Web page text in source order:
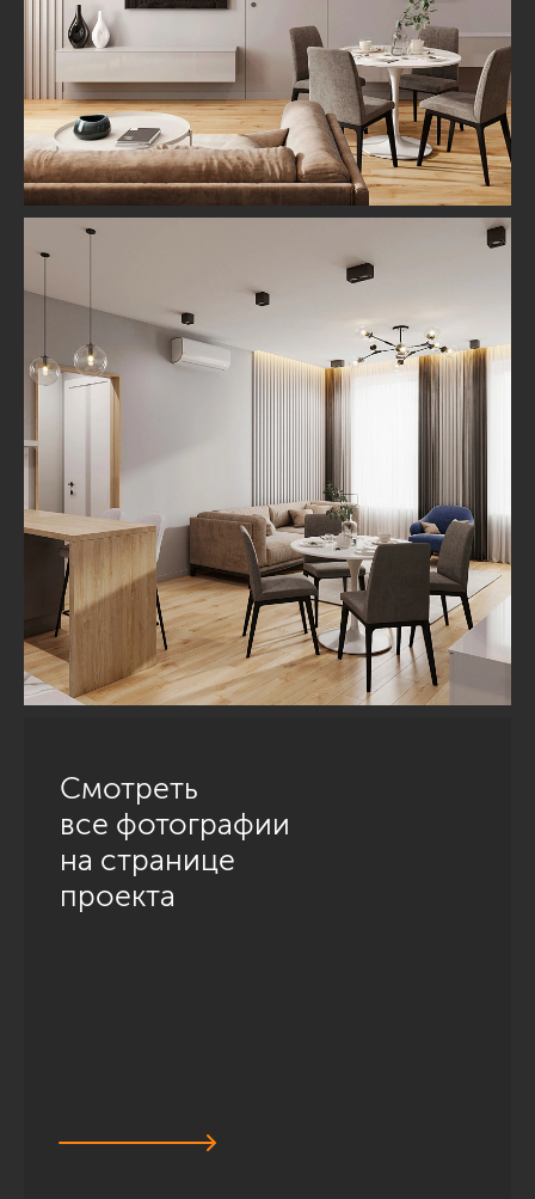
Смотреть
все фотографии
на странице
проекта